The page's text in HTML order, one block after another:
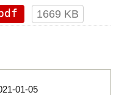
1669 KB
01-05